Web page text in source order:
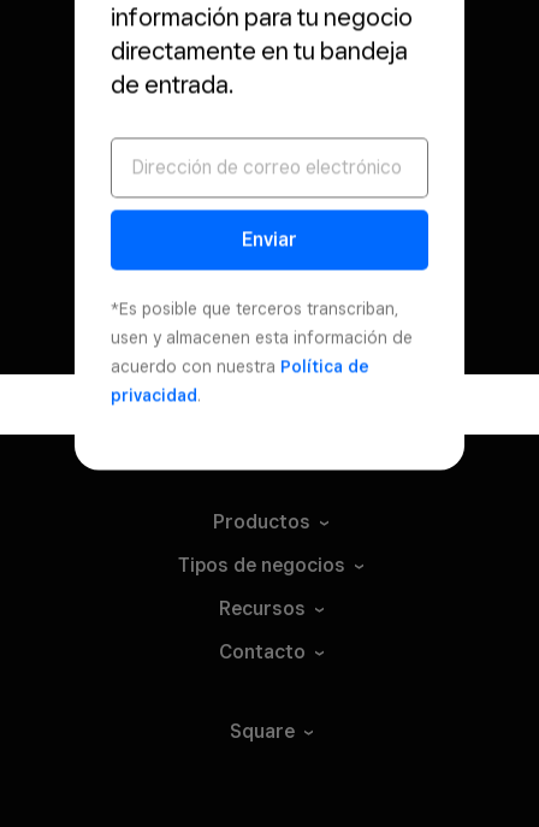
información para tu negocio
directamente en tu bandeja
de entrada.
Enviar
*Es posible que terceros transcriban,
usen y almacenen esta información de
acuerdo con nuestra Política de
privacidad.
Productos
Tipos de negocios
Recursos
Contacto
Square